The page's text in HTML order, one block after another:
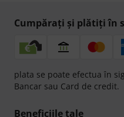
Cumpărați și plătiți în
plata se poate efectua în
Bancar sau Card de credit.
Beneficiile tale